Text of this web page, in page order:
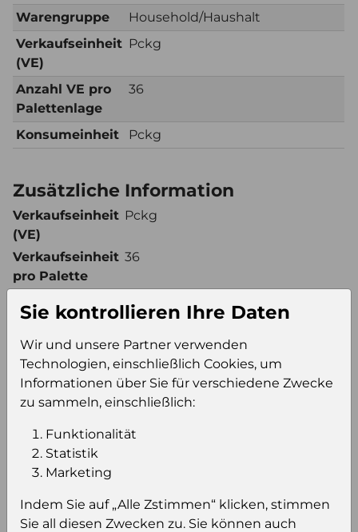
Warengruppe
Household/Haushalt
Verkaufseinheit
(VE)
Pckg
Anzahl VE pro
Palettenlage
36
Konsumeinheit Pckg
Zusätzliche Information
Verkaufseinheit
(VE)
Pckg
Verkaufseinheit
pro Palette
36
Stückzahl pro
Palette
36
Einloggen um den Preis zu
Sie müssen eingeloggt sein, um Preise zu
sehen und/oder dieses Produkt zu kaufen.
Einloggen Anmeldung für B2B Konto
Sie kontrollieren Ihre Daten
Wir und unsere Partner verwenden
Technologien, einschließlich Cookies, um
Informationen über Sie für verschiedene Zwecke
zu sammeln, einschließlich:
Funktionalität
Statistik
Marketing
Indem Sie auf „Alle Zstimmen“ klicken, stimmen
Sie all diesen Zwecken zu. Sie können auch